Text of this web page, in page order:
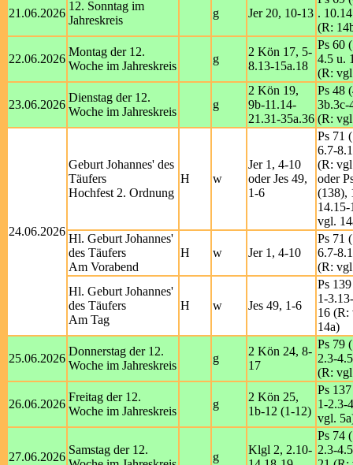
21.06.2026
12. Sonntag im
Jahreskreis
g Jer 20, 10-13 .
(R:
22.06.2026
Montag der 12.
Woche im Jahreskreis
g
2 Kön 17, 5-
8.13-15a.18
Ps 60
4.5 u.
(R:
23.06.2026
Dienstag der 12.
Woche im Jahreskreis
g
2 Kön 19,
9b-11.14-
21.31-35a.36
Ps 48
3b.3c-
(R:
24.06.2026
Geburt Johannes' des
Täufers
Hochfest 2. Ordnung
H w
Jer 1, 4-10
oder Jes 49,
1-6
Ps 71
6.7-
(R:
oder
(138),
vgl.
Hl. Geburt Johannes'
des Täufers
Am Vorabend
H w Jer 1, 4-10
Ps 71
6.7-
(R:
Hl. Geburt Johannes'
des Täufers
Am Tag
H w Jes 49, 1-6
Ps
1-
16 (R:
14a)
25.06.2026
Donnerstag der 12.
Woche im Jahreskreis
g
2 Kön 24, 8-
17
Ps 79
2.3-
(R:
26.06.2026
Freitag der 12.
Woche im Jahreskreis
g
2 Kön 25,
1b-12 (1-12)
Ps
1-2.3-
vgl.
27.06.2026
Samstag der 12.
g
Klgl 2, 2.10-
Ps 74
2.3-